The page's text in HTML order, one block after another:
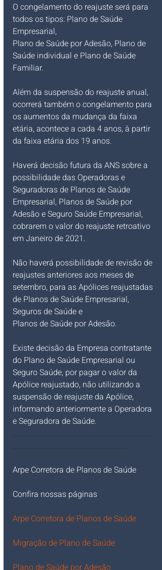
O congelamento do reajuste será para
todos os tipos: Plano de Saúde
Empresarial,
Plano de Saúde por Adesão, Plano de
Saúde individual e Plano de Saúde
Familiar.
Além da suspensão do reajuste anual,
ocorrerá também o congelamento para
os aumentos da mudança da faixa
etária, acontece a cada 4 anos, à partir
da faixa etária dos 19 anos.
Haverá decisão futura da ANS sobre a
possibilidade das Operadoras e
Seguradoras de Planos de Saúde
Empresarial, Planos de Saúde por
Adesão e Seguro Saúde Empresarial,
cobrarem o valor do reajuste retroativo
em Janeiro de 2021.
Não haverá possibilidade de revisão de
reajustes anteriores aos meses de
setembro, para as Apólices reajustadas
de Planos de Saúde Empresarial,
Seguros de Saúde e
Planos de Saúde por Adesão.
Existe decisão da Empresa contratante
do Plano de Saúde Empresarial ou
Seguro Saúde, por pagar o valor da
Apólice reajustado, não utilizando a
suspensão de reajuste da Apólice,
informando anteriormente a Operadora
e Seguradora de Saúde.
________________________________________
________________________________
Arpe Corretora de Planos de Saúde
Confira nossas páginas
Arpe Corretora de Planos de Saúde
Migração de Plano de Saúde
Plano de Saúde por Adesão